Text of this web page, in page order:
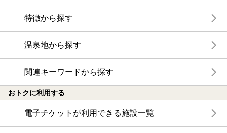
特徴から探す
温泉地から探す
関連キーワードから探す
おトクに利用する
電子チケットが利用できる施設一覧